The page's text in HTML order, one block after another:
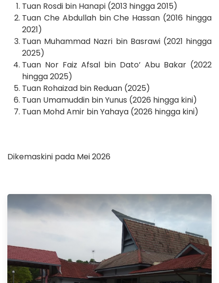
Tuan Rosdi bin Hanapi (2013 hingga 2015)
Tuan Che Abdullah bin Che Hassan (2016 hingga
2021)
Tuan Muhammad Nazri bin Basrawi (2021 hingga
2025)
Tuan Nor Faiz Afsal bin Dato’ Abu Bakar (2022
hingga 2025)
Tuan Rohaizad bin Reduan (2025)
Tuan Umamuddin bin Yunus (2026 hingga kini)
Tuan Mohd Amir bin Yahaya (2026 hingga kini)
Dikemaskini pada Mei 2026